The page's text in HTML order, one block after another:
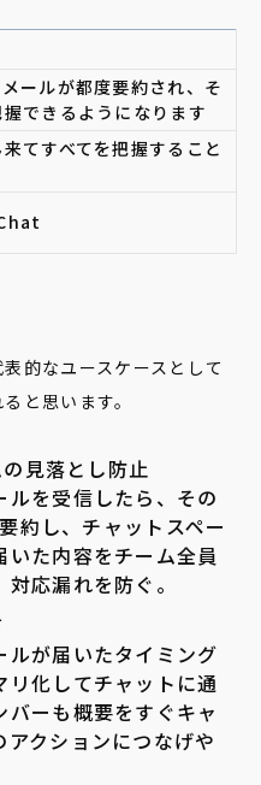
ールが都度要約され、そ
できるようになります
てすべてを把握すること
的なユースケースとして
と思います。
見落とし防止
ルを受信したら、その
約し、チャットスペー
いた内容をチーム全員
応漏れを防ぐ。
ルが届いたタイミング
リ化してチャットに通
ーも概要をすぐキャ
アクションにつなげや